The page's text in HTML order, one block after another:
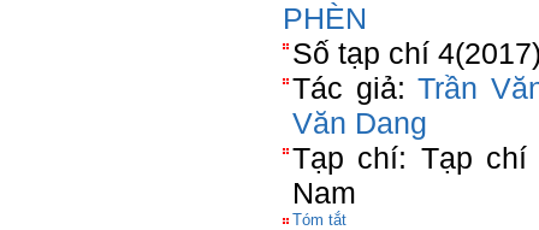
PHÈN
Số tạp chí
Tác giả: Trần
Văn Dang
Tạp chí: Tạp chí
Nam
Tóm tắt